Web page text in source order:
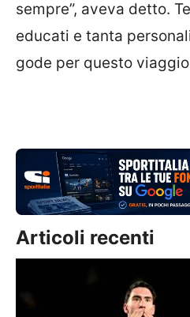
sempre”, aveva detto.
educati e tanta
gode per questo
Articoli recenti